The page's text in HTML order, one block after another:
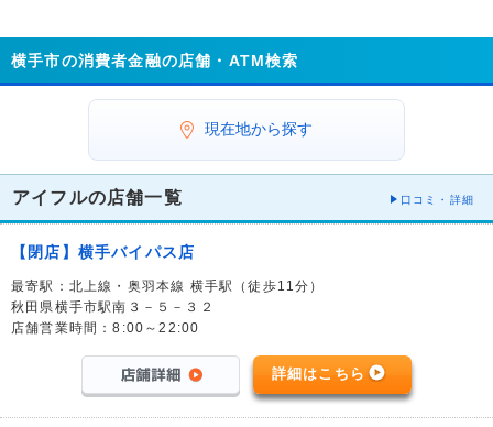
横手市の消費者金融の店舗・ATM検索
現在地から探す
アイフルの店舗一覧 口コミ・詳細
【閉店】横手バイパス店
最寄駅：北上線・奥羽本線 横手駅（徒歩11分）
秋田県横手市駅南３－５－３２
店舗営業時間：8:00～22:00
詳細はこちら